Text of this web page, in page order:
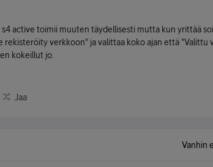
s4 active toimii muuten täydellisesti mutta kun yrittää
rekisteröity verkkoon" ja valittaa koko ajan että "Valittu
kokeillut jo.
Jaa
Vanhin